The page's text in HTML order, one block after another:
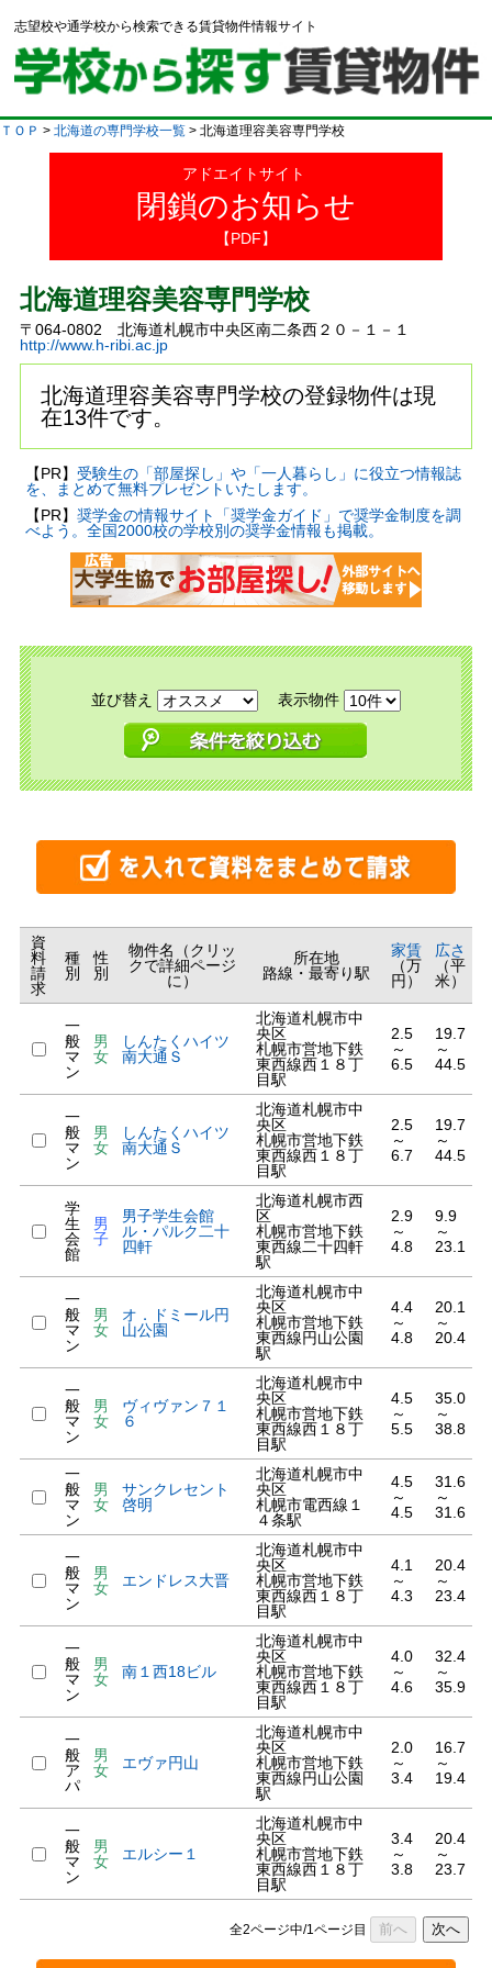
志望校や通学校から検索できる賃貸物件情報サイト
ＴＯＰ > 北海道の専門学校一覧 > 北海道理容美容専門学校
アドエイトサイト
閉鎖のお知らせ
【PDF】
北海道理容美容専門学校
〒064-0802 北海道札幌市中央区南二条西２０－１－１
http://www.h-ribi.ac.jp
北海道理容美容専門学校の登録物件は現
在13件です。
【PR】 受験生の「部屋探し」や「一人暮らし」に役立つ情報誌
を、まとめて無料プレゼントいたします。
【PR】 奨学金の情報サイト「奨学金ガイド」で奨学金制度を調
べよう。全国2000校の学校別の奨学金情報も掲載。
並び替え 表示物件
資
料
請
求
種
別
性
別
物件名（クリッ
クで詳細ページ
に）
所在地
路線・最寄り駅
家賃
（万
円）
広さ
（平
米）
一
般
マ
ン
男
女
しんたくハイツ
南大通Ｓ
北海道札幌市中
央区
札幌市営地下鉄
東西線西１８丁
目駅
2.5
～
6.5
19.7
～
44.5
一
般
マ
ン
男
女
しんたくハイツ
南大通Ｓ
北海道札幌市中
央区
札幌市営地下鉄
東西線西１８丁
目駅
2.5
～
6.7
19.7
～
44.5
学
生
会
館
男
子
男子学生会館
ル・パルク二十
四軒
北海道札幌市西
区
札幌市営地下鉄
東西線二十四軒
駅
2.9
～
4.8
9.9
～
23.1
一
般
マ
ン
男
女
オ．ドミール円
山公園
北海道札幌市中
央区
札幌市営地下鉄
東西線円山公園
駅
4.4
～
4.8
20.1
～
20.4
一
般
マ
ン
男
女
ヴィヴァン７１
６
北海道札幌市中
央区
札幌市営地下鉄
東西線西１８丁
目駅
4.5
～
5.5
35.0
～
38.8
一
般
マ
ン
男
女
サンクレセント
啓明
北海道札幌市中
央区
札幌市電西線１
４条駅
4.5
～
4.5
31.6
～
31.6
一
般
マ
ン
男
女
エンドレス大晋
北海道札幌市中
央区
札幌市営地下鉄
東西線西１８丁
目駅
4.1
～
4.3
20.4
～
23.4
一
般
マ
ン
男
女
南１西18ビル
北海道札幌市中
央区
札幌市営地下鉄
東西線西１８丁
目駅
4.0
～
4.6
32.4
～
35.9
一
般
ア
パ
男
女
エヴァ円山
北海道札幌市中
央区
札幌市営地下鉄
東西線円山公園
駅
2.0
～
3.4
16.7
～
19.4
一
般
マ
ン
男
女
エルシー１
北海道札幌市中
央区
札幌市営地下鉄
東西線西１８丁
目駅
3.4
～
3.8
20.4
～
23.7
全2ページ中/1ページ目 前へ 次へ